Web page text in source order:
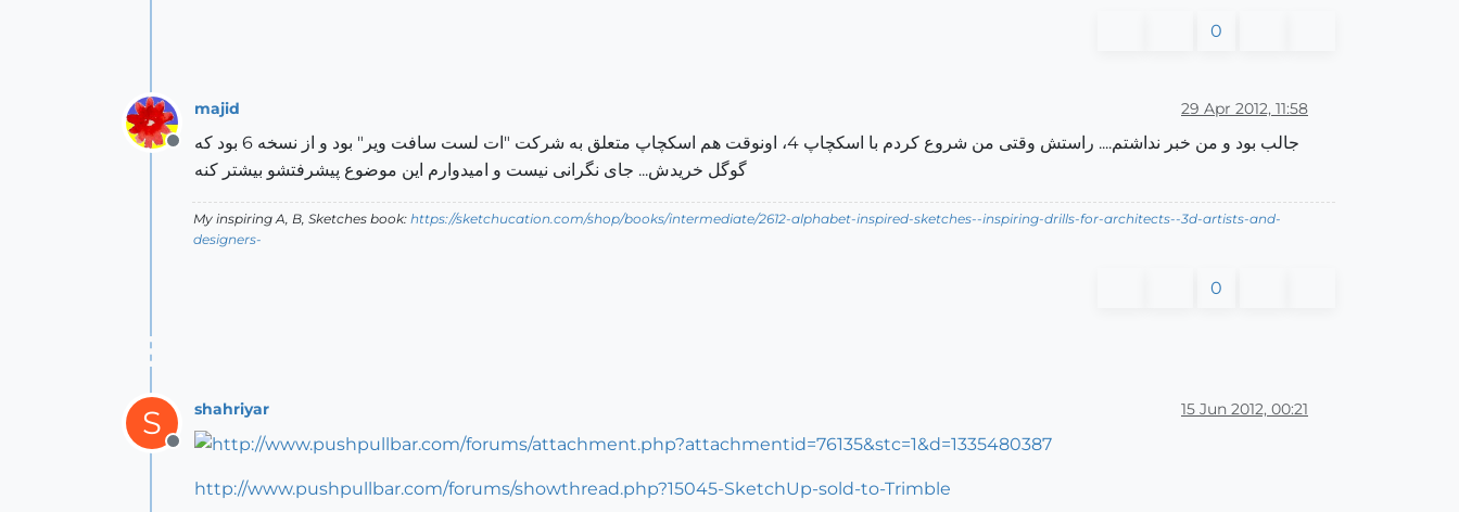
0
Offline
majid 29 Apr 2012, 11:58
جالب بود و من خبر نداشتم.... راستش وقتی من شروع کردم با اسکچاپ 4، اونوقت هم اسکچاپ متعلق به شرکت "ات لست سافت ویر" بود و از نسخه 6 بود که
گوگل خریدش... جای نگرانی نیست و امیدوارم این موضوع پیشرفتشو بیشتر کنه
My inspiring A, B, Sketches book: https://sketchucation.com/shop/books/intermediate/2612-alphabet-inspired-sketches--inspiring-drills-for-architects--3d-artists-and-
designers-
0
S
Offline
shahriyar 15 Jun 2012, 00:21
http://www.pushpullbar.com/forums/showthread.php?15045-SketchUp-sold-to-Trimble